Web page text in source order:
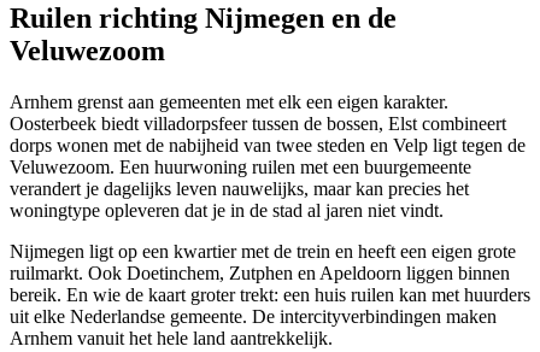
Ruilen richting Nijmegen en de
Veluwezoom
Arnhem grenst aan gemeenten met elk een eigen karakter.
Oosterbeek biedt villadorpsfeer tussen de bossen, Elst combineert
dorps wonen met de nabijheid van twee steden en Velp ligt tegen de
Veluwezoom. Een huurwoning ruilen met een buurgemeente
verandert je dagelijks leven nauwelijks, maar kan precies het
woningtype opleveren dat je in de stad al jaren niet vindt.
Nijmegen ligt op een kwartier met de trein en heeft een eigen grote
ruilmarkt. Ook Doetinchem, Zutphen en Apeldoorn liggen binnen
bereik. En wie de kaart groter trekt: een huis ruilen kan met huurders
uit elke Nederlandse gemeente. De intercityverbindingen maken
Arnhem vanuit het hele land aantrekkelijk.